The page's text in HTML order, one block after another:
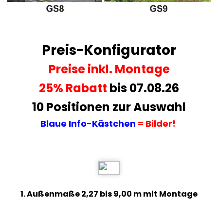
Preis-Konfigurator
Preiseinkl. Montage
25% Rabatt bis 07.08.26
10 Positionen zur Auswahl
Blaue Info-Kästchen = Bilder!
1. Außenmaße 2,27 bis 9,00 m mit Montage